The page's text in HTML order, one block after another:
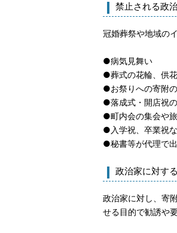
禁止される政
冠婚葬祭や地域の
●病気見舞い
●葬式の花輪、供
●お祭りへの寄附
●落成式・開店祝
●町内会の集会や
●入学祝、卒業祝
●秘書等が代理で
政治家に対す
政治家に対し、寄
せる目的で勧誘や